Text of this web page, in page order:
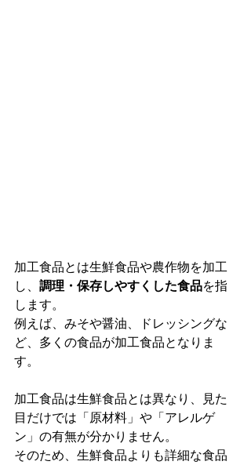
加工食品とは生鮮食品や農作物を加工
し、 調理・保存しやすくした食品を指
します。
例えば、みそや醤油、ドレッシングな
ど、多くの食品が加工食品となりま
す。
加工食品は生鮮食品とは異なり、見た
目だけでは「原材料」や「アレルゲ
ン」の有無が分かりません。
そのため、生鮮食品よりも詳細な食品